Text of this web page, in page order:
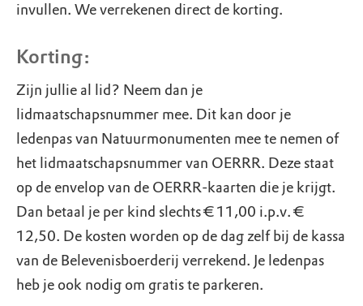
invullen. We verrekenen direct de korting.
Korting:
Zijn jullie al lid? Neem dan je
lidmaatschapsnummer mee. Dit kan door je
ledenpas van Natuurmonumenten mee te nemen of
het lidmaatschapsnummer van OERRR. Deze staat
op de envelop van de OERRR-kaarten die je krijgt.
Dan betaal je per kind slechts € 11,00 i.p.v. €
12,50. De kosten worden op de dag zelf bij de kassa
van de Belevenisboerderij verrekend. Je ledenpas
heb je ook nodig om gratis te parkeren.